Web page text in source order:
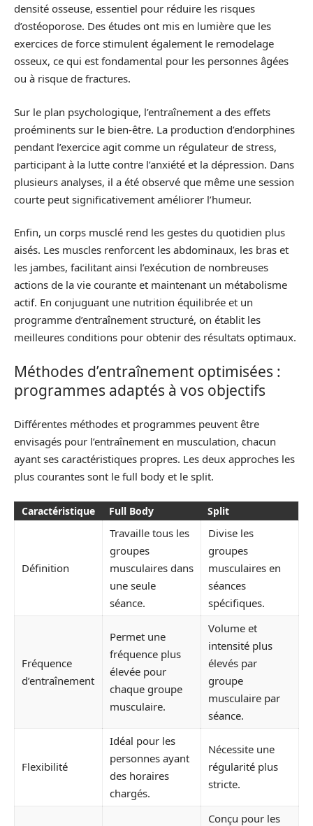
densité osseuse, essentiel pour réduire les risques
d’ostéoporose. Des études ont mis en lumière que les
exercices de force stimulent également le remodelage
osseux, ce qui est fondamental pour les personnes âgées
ou à risque de fractures.
Sur le plan psychologique, l’entraînement a des effets
proéminents sur le bien-être. La production d’endorphines
pendant l’exercice agit comme un régulateur de stress,
participant à la lutte contre l’anxiété et la dépression. Dans
plusieurs analyses, il a été observé que même une session
courte peut significativement améliorer l’humeur.
Enfin, un corps musclé rend les gestes du quotidien plus
aisés. Les muscles renforcent les abdominaux, les bras et
les jambes, facilitant ainsi l’exécution de nombreuses
actions de la vie courante et maintenant un métabolisme
actif. En conjuguant une nutrition équilibrée et un
programme d’entraînement structuré, on établit les
meilleures conditions pour obtenir des résultats optimaux.
Méthodes d’entraînement optimisées :
programmes adaptés à vos objectifs
Différentes méthodes et programmes peuvent être
envisagés pour l’entraînement en musculation, chacun
ayant ses caractéristiques propres. Les deux approches les
plus courantes sont le full body et le split.
Caractéristique Full Body Split
Définition
Travaille tous les
groupes
musculaires dans
une seule
séance.
Divise les
groupes
musculaires en
séances
spécifiques.
Fréquence
d’entraînement
Permet une
fréquence plus
élevée pour
chaque groupe
musculaire.
Volume et
intensité plus
élevés par
groupe
musculaire par
séance.
Flexibilité
Idéal pour les
personnes ayant
des horaires
chargés.
Nécessite une
régularité plus
stricte.
Conçu pour les